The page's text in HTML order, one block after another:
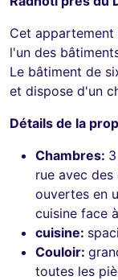
Cet appartement
l'un des
Le bâtiment de
et dispose d'un
Détails de la
Chambres:
rue avec
ouvertes en
cuisine face
cuisine:
Couloir:
toutes les